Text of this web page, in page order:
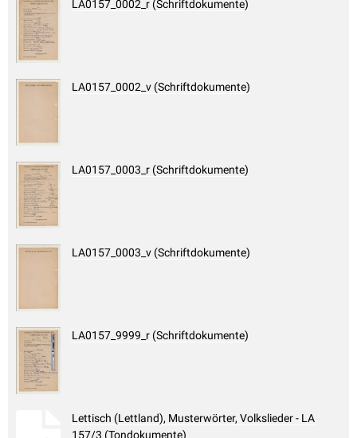
LA0157_0002_r (Schriftdokumente)
LA0157_0002_v (Schriftdokumente)
LA0157_0003_r (Schriftdokumente)
LA0157_0003_v (Schriftdokumente)
LA0157_9999_r (Schriftdokumente)
Lettisch (Lettland), Musterwörter, Volkslieder - LA
157/3 (Tondokumente)